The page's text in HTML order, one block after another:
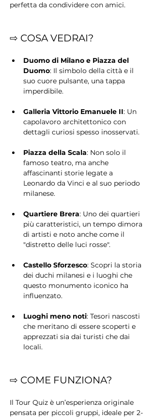
perfetta da condividere con amici.
⇨ COSA VEDRAI?
Duomo di Milano e Piazza del
Duomo: Il simbolo della città e il
suo cuore pulsante, una tappa
imperdibile.
Galleria Vittorio Emanuele II: Un
capolavoro architettonico con
dettagli curiosi spesso inosservati.
Piazza della Scala: Non solo il
famoso teatro, ma anche
affascinanti storie legate a
Leonardo da Vinci e al suo periodo
milanese.
Quartiere Brera: Uno dei quartieri
più caratteristici, un tempo dimora
di artisti e noto anche come il
"distretto delle luci rosse".
Castello Sforzesco: Scopri la storia
dei duchi milanesi e i luoghi che
questo monumento iconico ha
influenzato.
Luoghi meno noti: Tesori nascosti
che meritano di essere scoperti e
apprezzati sia dai turisti che dai
locali.
⇨ COME FUNZIONA?
Il Tour Quiz è un’esperienza originale
pensata per piccoli gruppi, ideale per 2-